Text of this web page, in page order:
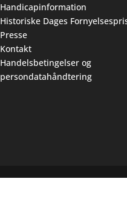
Handicapinformation
Historiske Dages
Presse
Kontakt
Handelsbetingelser og
persondatahåndtering